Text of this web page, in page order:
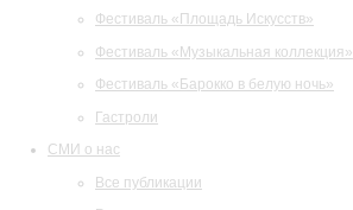
Фестиваль «Площадь Искусств»
Фестиваль «Музыкальная коллекция»
Фестиваль «Барокко в белую ночь»
Гастроли
СМИ о нас
Все публикации